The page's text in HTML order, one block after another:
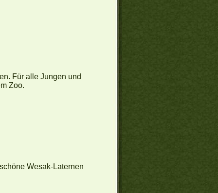
Für alle Jungen und
Zoo.
Wesak-Laternen